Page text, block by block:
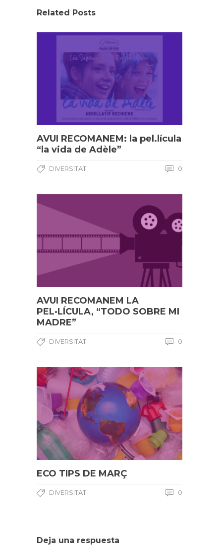
Related Posts
AVUI RECOMANEM: la pel.lícula
“la vida de Adèle”
DIVERSITAT 0
AVUI RECOMANEM LA
PEL·LÍCULA, “TODO SOBRE MI
MADRE”
DIVERSITAT 0
ECO TIPS DE MARÇ
DIVERSITAT 0
Deja una respuesta